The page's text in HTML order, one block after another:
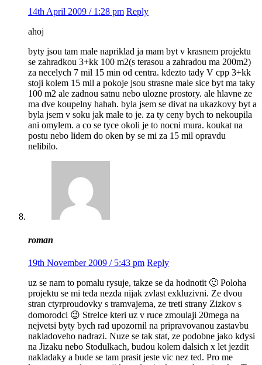
14th April 2009 / 1:28 pm Reply
ahoj
byty jsou tam male napriklad ja mam byt v krasnem projektu
se zahradkou 3+kk 100 m2(s terasou a zahradou ma 200m2)
za necelych 7 mil 15 min od centra. kdezto tady V cpp 3+kk
stoji kolem 15 mil a pokoje jsou strasne male sice byt ma taky
100 m2 ale zadnou satnu nebo ulozne prostory. ale hlavne ze
ma dve koupelny hahah. byla jsem se divat na ukazkovy byt a
byla jsem v soku jak male to je. za ty ceny bych to nekoupila
ani omylem. a co se tyce okoli je to nocni mura. koukat na
postu nebo lidem do oken by se mi za 15 mil opravdu
nelibilo.
roman
19th November 2009 / 5:43 pm Reply
uz se nam to pomalu rysuje, takze se da hodnotit 🙂 Poloha
projektu se mi teda nezda nijak zvlast exkluzivni. Ze dvou
stran ctyrproudovky s tramvajema, ze treti strany Zizkov s
domorodci 😉 Strelce kteri uz v ruce zmoulaji 20mega na
nejvetsi byty bych rad upozornil na pripravovanou zastavbu
nakladoveho nadrazi. Nuze se tak stat, ze podobne jako kdysi
na Jizaku nebo Stodulkach, budou kolem dalsich x let jezdit
nakladaky a bude se tam prasit jeste vic nez ted. Pro me